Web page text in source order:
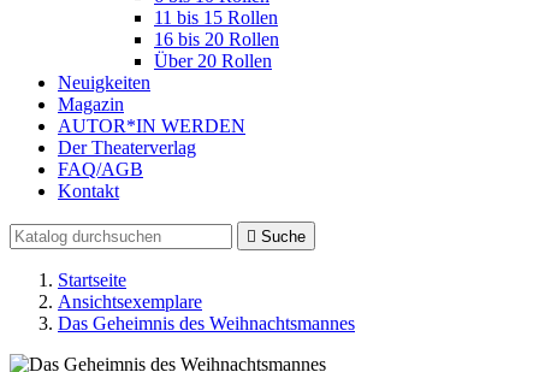
11 bis 15 Rollen
16 bis 20 Rollen
Über 20 Rollen
Neuigkeiten
Magazin
AUTOR*IN WERDEN
Der Theaterverlag
FAQ/AGB
Kontakt
 Suche
Startseite
Ansichtsexemplare
Das Geheimnis des Weihnachtsmannes